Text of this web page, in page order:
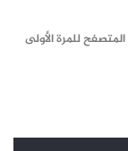
للمرة الأولى